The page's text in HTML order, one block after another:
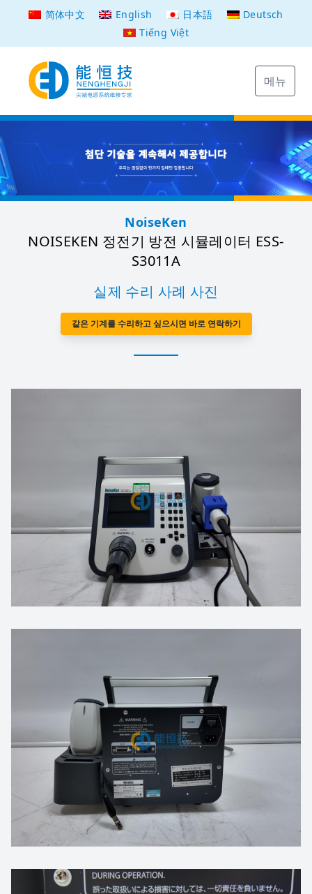
简体中文 English 日本語
Deutsch
Tiếng Việt
메뉴
NoiseKen
NOISEKEN 정전기 방전 시뮬레이터 ESS-
S3011A
실제 수리 사례 사진
같은 기계를 수리하고 싶으시면 바로 연락하기